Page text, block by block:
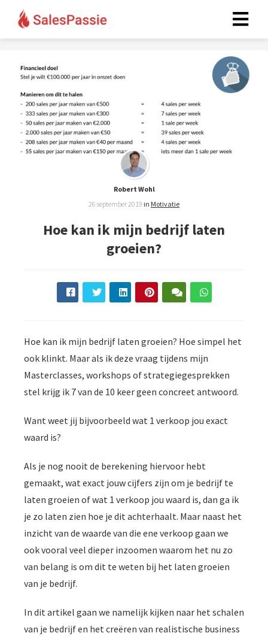
Robert Wohl
26 september 2019 in Motivatie
Hoe kan ik mijn bedrijf laten
groeien?
Hoe kan ik mijn bedrijf laten groeien? Hoe simpel het
ook klinkt. Maar als ik deze vraag tijdens mijn
Masterclasses, workshops of strategiegesprekken
stel krijg ik 7 van de 10 keer geen concreet antwoord.
Want weet jij bijvoorbeeld wat 1 verkoop jou exact
waard is?
Als je nog nooit de berekening hiervoor hebt
gemaakt, wat exact jouw cijfers zijn om je bedrijf te
laten groeien of wat 1 verkoop jou waard is, dan ga ik
je zo laten zien hoe je dit achterhaalt. Maar naast het
inzicht van de waarde van die ene verkoop gaan we
ook vooral veel dieper inzoomen waarom het nu zo
van belang is om dit te weten bij het laten groeien
van je bedrijf.
In dit artikel gaan we namelijk kijken naar het schalen
van je bedrijf en het creëren van realistische business